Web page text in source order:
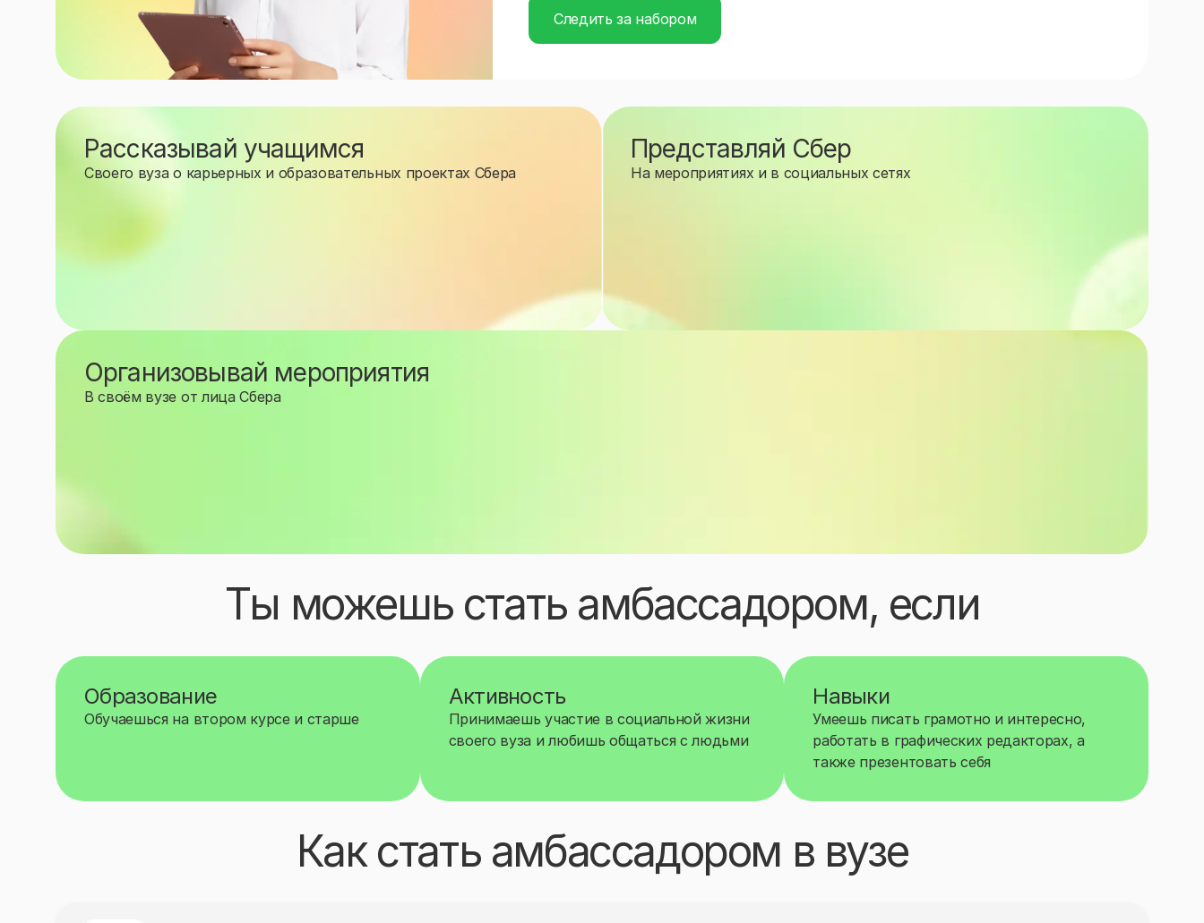
Следить за набором
Рассказывай учащимся
Своего вуза о карьерных и образовательных проектах Сбера
Представляй Сбер
На мероприятиях и в социальных сетях
Организовывай мероприятия
В своём вузе от лица Сбера
Ты можешь стать амбассадором, если
Образование
Обучаешься на втором курсе и старше
Активность
Принимаешь участие в социальной жизни
своего вуза и любишь общаться с людьми
Навыки
Умеешь писать грамотно и интересно,
работать в графических редакторах, а
также презентовать себя
Как стать амбассадором в вузе